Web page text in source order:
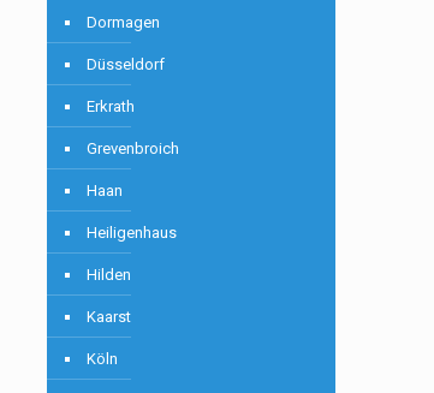
Dormagen
Düsseldorf
Erkrath
Grevenbroich
Haan
Heiligenhaus
Hilden
Kaarst
Köln